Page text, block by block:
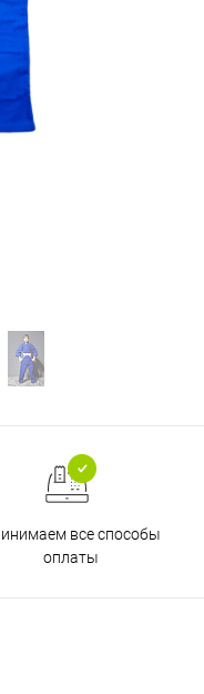
все способы
оплаты